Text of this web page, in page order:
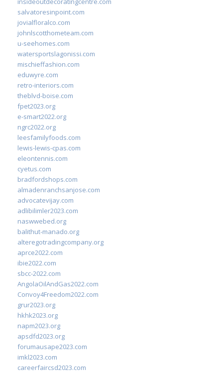
salvatoresinpoint.com
jovialfloralco.com
johnlscotthometeam.com
u-seehomes.com
watersportslagonissi.com
mischieffashion.com
eduwyre.com
retro-interiors.com
theblvd-boise.com
fpet2023.org
e-smart2022.org
ngrc2022.org
leesfamilyfoods.com
lewis-lewis-cpas.com
eleontennis.com
cyetus.com
bradfordshops.com
almadenranchsanjose.com
advocatevijay.com
adlibilimler2023.com
naswwebed.org
balithut-manado.org
alteregotradingcompany.org
aprce2022.com
ibie2022.com
sbcc-2022.com
AngolaOilAndGas2022.com
Convoy4Freedom2022.com
grur2023.org
hkhk2023.org
napm2023.org
apsdfd2023.org
forumausape2023.com
imkl2023.com
careerfaircsd2023.com